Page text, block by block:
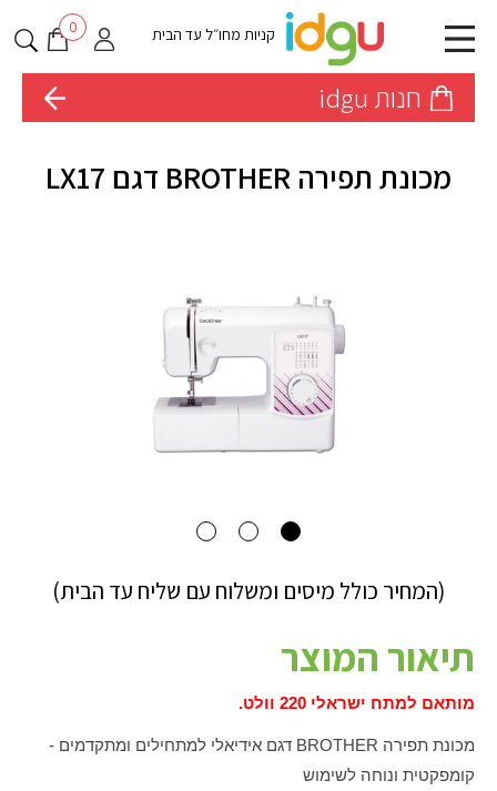
קניות מחו״ל עד הבית 0
חנות idgu
מכונת תפירה BROTHER דגם LX17
(המחיר כולל מיסים ומשלוח עם שליח עד הבית)
תיאור המוצר
מותאם למתח ישראלי 220 וולט.
מכונת תפירה BROTHER דגם אידיאלי למתחילים ומתקדמים -
קומפקטית ונוחה לשימוש